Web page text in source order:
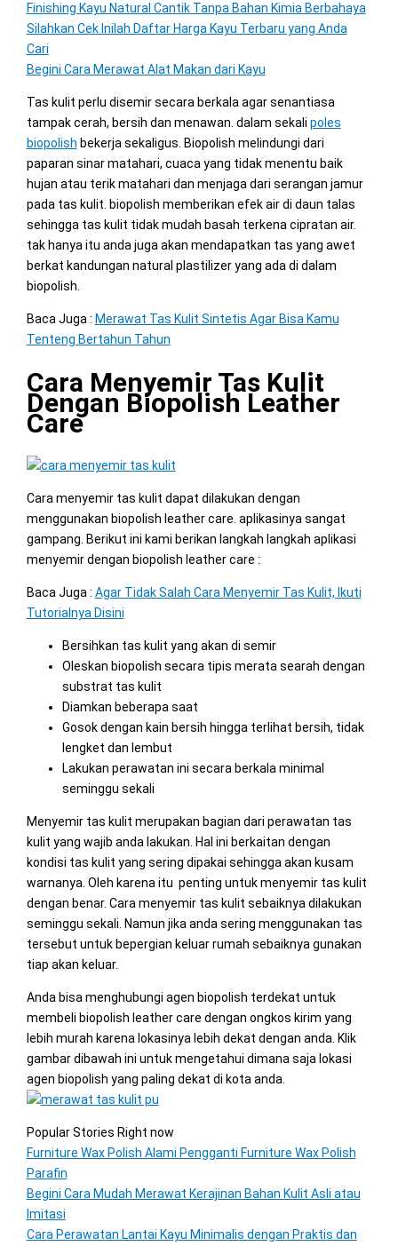
Finishing Kayu Natural Cantik Tanpa Bahan Kimia Berbahaya
Silahkan Cek Inilah Daftar Harga Kayu Terbaru yang Anda
Cari
Begini Cara Merawat Alat Makan dari Kayu
Tas kulit perlu disemir secara berkala agar senantiasa
tampak cerah, bersih dan menawan. dalam sekali poles
biopolish bekerja sekaligus. Biopolish melindungi dari
paparan sinar matahari, cuaca yang tidak menentu baik
hujan atau terik matahari dan menjaga dari serangan jamur
pada tas kulit. biopolish memberikan efek air di daun talas
sehingga tas kulit tidak mudah basah terkena cipratan air.
tak hanya itu anda juga akan mendapatkan tas yang awet
berkat kandungan natural plastilizer yang ada di dalam
biopolish.
Baca Juga : Merawat Tas Kulit Sintetis Agar Bisa Kamu
Tenteng Bertahun Tahun
Cara Menyemir Tas Kulit
Dengan Biopolish Leather
Care
Cara menyemir tas kulit dapat dilakukan dengan
menggunakan biopolish leather care. aplikasinya sangat
gampang. Berikut ini kami berikan langkah langkah aplikasi
menyemir dengan biopolish leather care :
Baca Juga : Agar Tidak Salah Cara Menyemir Tas Kulit, Ikuti
Tutorialnya Disini
Bersihkan tas kulit yang akan di semir
Oleskan biopolish secara tipis merata searah dengan
substrat tas kulit
Diamkan beberapa saat
Gosok dengan kain bersih hingga terlihat bersih, tidak
lengket dan lembut
Lakukan perawatan ini secara berkala minimal
seminggu sekali
Menyemir tas kulit merupakan bagian dari perawatan tas
kulit yang wajib anda lakukan. Hal ini berkaitan dengan
kondisi tas kulit yang sering dipakai sehingga akan kusam
warnanya. Oleh karena itu penting untuk menyemir tas kulit
dengan benar. Cara menyemir tas kulit sebaiknya dilakukan
seminggu sekali. Namun jika anda sering menggunakan tas
tersebut untuk bepergian keluar rumah sebaiknya gunakan
tiap akan keluar.
Anda bisa menghubungi agen biopolish terdekat untuk
membeli biopolish leather care dengan ongkos kirim yang
lebih murah karena lokasinya lebih dekat dengan anda. Klik
gambar dibawah ini untuk mengetahui dimana saja lokasi
agen biopolish yang paling dekat di kota anda.
Popular Stories Right now
Furniture Wax Polish Alami Pengganti Furniture Wax Polish
Parafin
Begini Cara Mudah Merawat Kerajinan Bahan Kulit Asli atau
Imitasi
Cara Perawatan Lantai Kayu Minimalis dengan Praktis dan